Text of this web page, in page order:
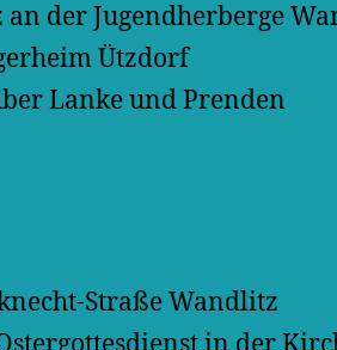
der Jugendherberge
Ützdorf
Lanke und Prenden
Straße Wandlitz